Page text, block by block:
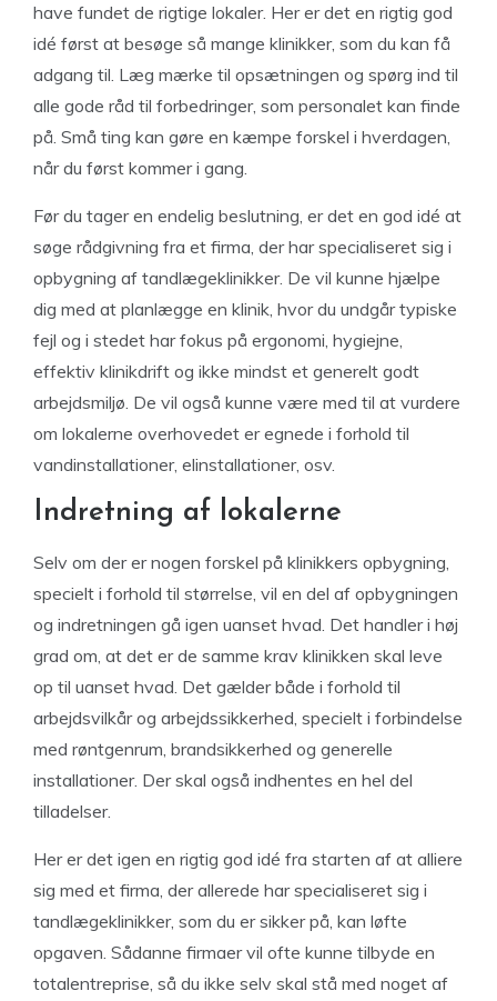
have fundet de rigtige lokaler. Her er det en rigtig god
idé først at besøge så mange klinikker, som du kan få
adgang til. Læg mærke til opsætningen og spørg ind til
alle gode råd til forbedringer, som personalet kan finde
på. Små ting kan gøre en kæmpe forskel i hverdagen,
når du først kommer i gang.
Før du tager en endelig beslutning, er det en god idé at
søge rådgivning fra et firma, der har specialiseret sig i
opbygning af tandlægeklinikker. De vil kunne hjælpe
dig med at planlægge en klinik, hvor du undgår typiske
fejl og i stedet har fokus på ergonomi, hygiejne,
effektiv klinikdrift og ikke mindst et generelt godt
arbejdsmiljø. De vil også kunne være med til at vurdere
om lokalerne overhovedet er egnede i forhold til
vandinstallationer, elinstallationer, osv.
Indretning af lokalerne
Selv om der er nogen forskel på klinikkers opbygning,
specielt i forhold til størrelse, vil en del af opbygningen
og indretningen gå igen uanset hvad. Det handler i høj
grad om, at det er de samme krav klinikken skal leve
op til uanset hvad. Det gælder både i forhold til
arbejdsvilkår og arbejdssikkerhed, specielt i forbindelse
med røntgenrum, brandsikkerhed og generelle
installationer. Der skal også indhentes en hel del
tilladelser.
Her er det igen en rigtig god idé fra starten af at alliere
sig med et firma, der allerede har specialiseret sig i
tandlægeklinikker, som du er sikker på, kan løfte
opgaven. Sådanne firmaer vil ofte kunne tilbyde en
totalentreprise, så du ikke selv skal stå med noget af